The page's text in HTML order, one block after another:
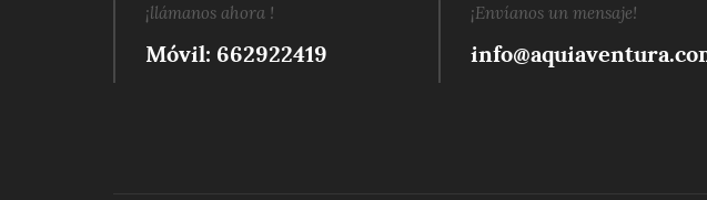
¡llámanos ahora !
Móvil: 662922419
¡Envíanos un mensaje!